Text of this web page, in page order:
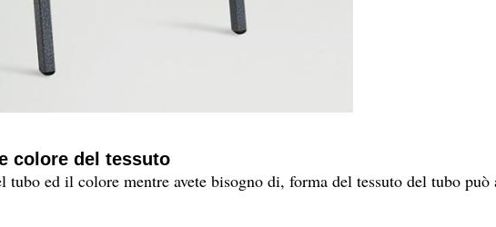
colore del tessuto
ed il colore mentre avete bisogno di, forma del tessuto del tubo può